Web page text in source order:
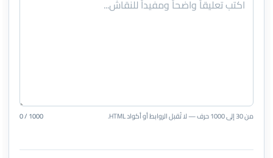
من 30 إلى 1000 حرف — لا تُقبل الروابط أو أكواد HTML. 0 / 1000